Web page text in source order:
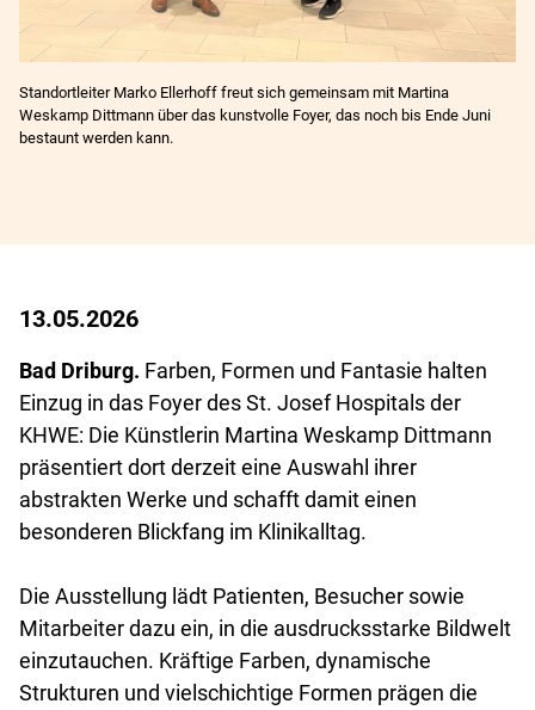
Standortleiter Marko Ellerhoff freut sich gemeinsam mit Martina
Weskamp Dittmann über das kunstvolle Foyer, das noch bis Ende Juni
bestaunt werden kann.
13.05.2026
Bad Driburg. Farben, Formen und Fantasie halten
Einzug in das Foyer des St. Josef Hospitals der
KHWE: Die Künstlerin Martina Weskamp Dittmann
präsentiert dort derzeit eine Auswahl ihrer
abstrakten Werke und schafft damit einen
besonderen Blickfang im Klinikalltag.
Die Ausstellung lädt Patienten, Besucher sowie
Mitarbeiter dazu ein, in die ausdrucksstarke Bildwelt
einzutauchen. Kräftige Farben, dynamische
Strukturen und vielschichtige Formen prägen die